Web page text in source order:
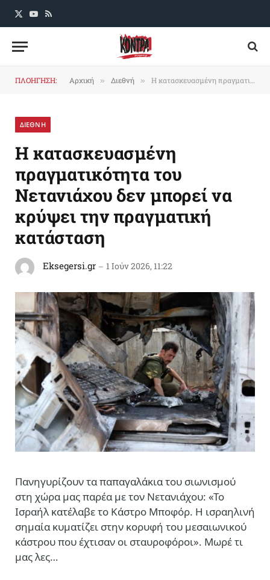
X
YouTube
RSS
ΠΛΟΗΓΗΣΗ: Αρχική » Διεθνή » Η κατασκευασμένη πραγματικότητα του Νετανιάχου δεν μπορεί να κρύψει την πραγματική κατάσταση
ΔΙΕΘΝΗ
Η κατασκευασμένη
πραγματικότητα του
Νετανιάχου δεν μπορεί να
κρύψει την πραγματική
κατάσταση
Eksegersi.gr 1 Ιούν 2026, 11:22
Πανηγυρίζουν τα παπαγαλάκια του σιωνισμού
στη χώρα μας παρέα με τον Νετανιάχου: «Το
Ισραήλ κατέλαβε το Κάστρο Μποφόρ. Η ισραηλινή
σημαία κυματίζει στην κορυφή του μεσαιωνικού
κάστρου που έχτισαν οι σταυροφόροι». Μωρέ τι
μας λες…